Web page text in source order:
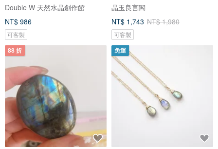
Double W 天然水晶創作館
NT$ 986
可客製
力
晶玉良言閣
NT$ 1,743 NT$ 1,980
可客製
88 折 免運